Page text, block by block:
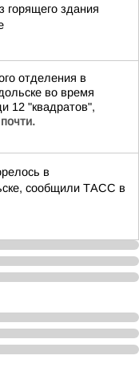
горящего здания
отделения в
во время
12 "квадратов",
в
сообщили ТАСС в